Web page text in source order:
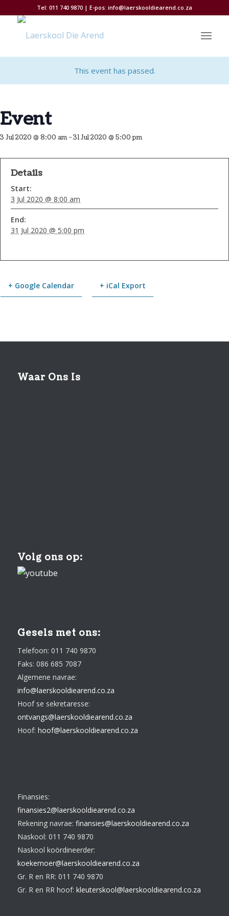
Tel: 011 740 9870 | E-pos: info@laerskooldiearend.co.za
This event has passed.
Event
3 Jul 2020 @ 8:00 am-31 Jul 2020 @ 5:00 pm
Details
Start:
3 Jul 2020 @ 8:00 am
End:
31 Jul 2020 @ 5:00 pm
+ Google Calendar + iCal Export
Navigation
Waar Ons Is
Volg ons op:
Gesels met ons:
Telefoon: 011 740 9870
Faks: 086 685 7087
Algemene navrae:
info@laerskooldiearend.co.za
Hoof se sekretaresse:
ontvangs@laerskooldiearend.co.za
Hoof: hoof@laerskooldiearend.co.za
Finansies:
finansies2@laerskooldiearend.co.za
Rekening navrae: finansies@laerskooldiearend.co.za
Naskool: 011 740 9870
Naskool koördineerder:
koekemoer@laerskooldiearend.co.za
Gr. R en RR: 011 740 9870
Gr. R en RR hoof: kleuterskool@laerskooldiearend.co.za